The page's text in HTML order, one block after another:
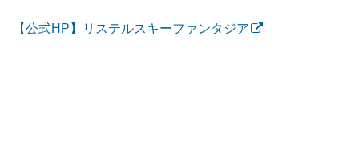
【公式HP】リステルスキーファンタジア